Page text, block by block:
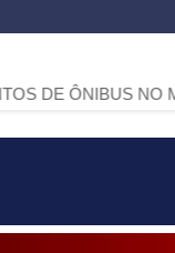
NO MUNICÍPIO >>